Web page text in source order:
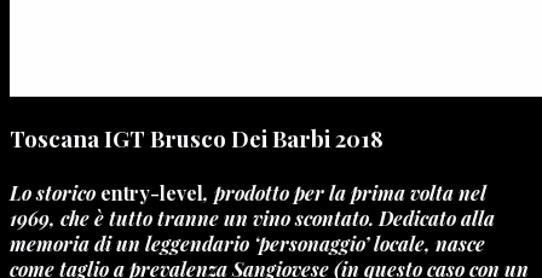
Toscana IGT Brusco Dei Barbi 2018
Lo storico entry-level, prodotto per la prima volta nel
1969, che è tutto tranne un vino scontato. Dedicato alla
memoria di un leggendario ‘personaggio’ locale, nasce
come taglio a prevalenza Sangiovese (in questo caso con un